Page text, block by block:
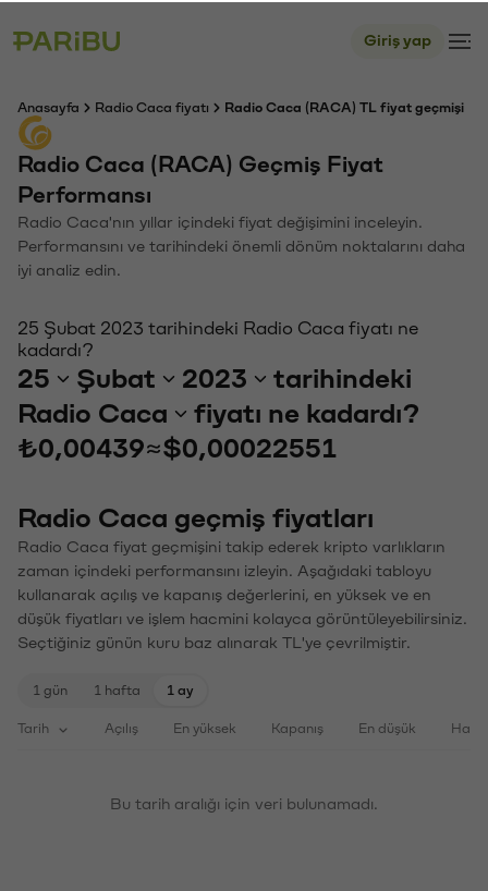
Giriş yap
Anasayfa Radio Caca fiyatı Radio Caca (RACA) TL fiyat geçmişi
Radio Caca (RACA) Geçmiş Fiyat
Performansı
Radio Caca'nın yıllar içindeki fiyat değişimini inceleyin.
Performansını ve tarihindeki önemli dönüm noktalarını daha
iyi analiz edin.
25 Şubat 2023 tarihindeki Radio Caca fiyatı ne
kadardı?
25 Şubat 2023
tarihindeki
Radio Caca
fiyatı ne kadardı?
₺0,00439≈$0,00022551
Radio Caca geçmiş fiyatları
Radio Caca fiyat geçmişini takip ederek kripto varlıkların
zaman içindeki performansını izleyin. Aşağıdaki tabloyu
kullanarak açılış ve kapanış değerlerini, en yüksek ve en
düşük fiyatları ve işlem hacmini kolayca görüntüleyebilirsiniz.
Seçtiğiniz günün kuru baz alınarak TL'ye çevrilmiştir.
1 gün 1 hafta 1 ay
Tarih Açılış En yüksek Kapanış En düşük
Bu tarih aralığı için veri bulunamadı.